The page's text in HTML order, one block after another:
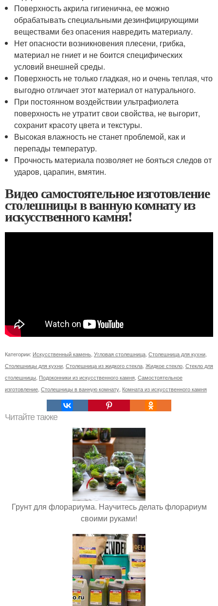
Поверхность акрила гигиенична, ее можно
обрабатывать специальными дезинфицирующими
веществами без опасения навредить материалу.
Нет опасности возникновения плесени, грибка,
материал не гниет и не боится специфических
условий внешней среды.
Поверхность не только гладкая, но и очень теплая, что
выгодно отличает этот материал от натурального.
При постоянном воздействии ультрафиолета
поверхность не утратит свои свойства, не выгорит,
сохранит красоту цвета и текстуры.
Высокая влажность не станет проблемой, как и
перепады температур.
Прочность материала позволяет не бояться следов от
ударов, царапин, вмятин.
Видео самостоятельное изготовление
столешницы в ванную комнату из
искусственного камня!
Категории: Искусственный камень Угловая столешница Столешница для кухни
Столешницы для кухни Столешница из жидкого стекла Жидкое стекло Стекло для
столешницы Подоконники из искусственного камня Самостоятельное
изготовление Столешницы в ванную комнату Комната из искусственного камня
Читайте также
Грунт для флорариума. Научитесь делать флорариум
своими руками!